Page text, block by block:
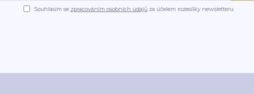
Souhlasím se zpracováním osobních údajůza účelem rozesílky newsletteru.